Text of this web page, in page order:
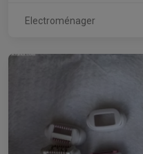
Electroménager